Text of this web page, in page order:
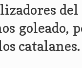
goleado,
catalanes.